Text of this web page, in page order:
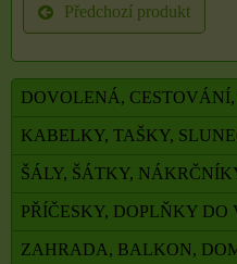
Předchozí produkt
DOVOLENÁ,
KABELKY, TAŠKY,
ŠÁLY, ŠÁTKY,
PŘÍČESKY, DOPLŇKY DO
ZAHRADA, BALKON,